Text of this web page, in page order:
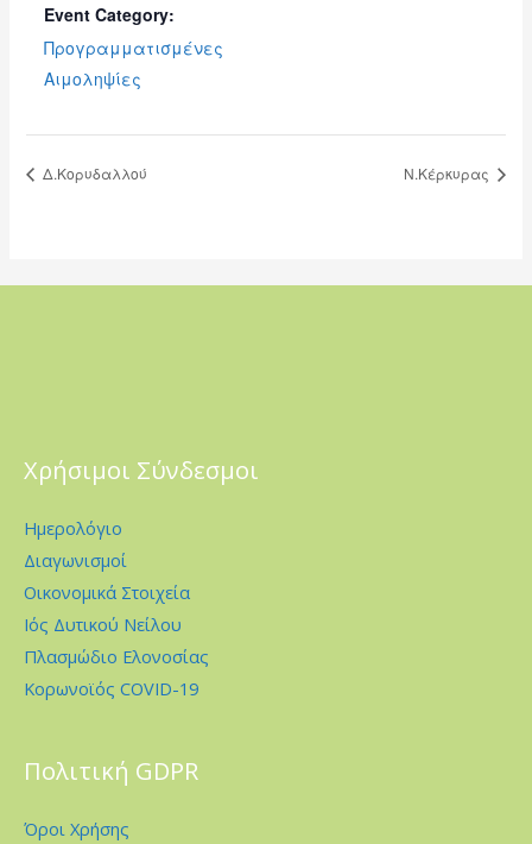
Event Category:
Προγραμματισμένες
Αιμοληψίες
Δ.Κορυδαλλού Ν.Κέρκυρας
Χρήσιμοι Σύνδεσμοι
Ημερολόγιο
Διαγωνισμοί
Οικονομικά Στοιχεία
Ιός Δυτικού Νείλου
Πλασμώδιο Ελονοσίας
Κορωνοϊός COVID-19
Πολιτική GDPR
Όροι Χρήσης